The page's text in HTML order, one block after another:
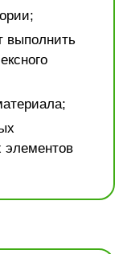
выполнить
элементов